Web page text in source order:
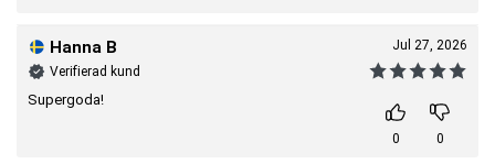
Hanna B
Verifierad kund
Supergoda!
Jul 27, 2026
0 0